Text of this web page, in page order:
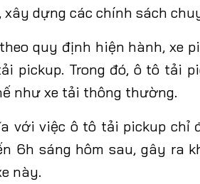
dựng các chính sách
theo quy định hiện hành, xe
pickup. Trong đó, ô tô tải
như xe tải thông thường.
với việc ô tô tải pickup chỉ
6h sáng hôm sau, gây ra
này.